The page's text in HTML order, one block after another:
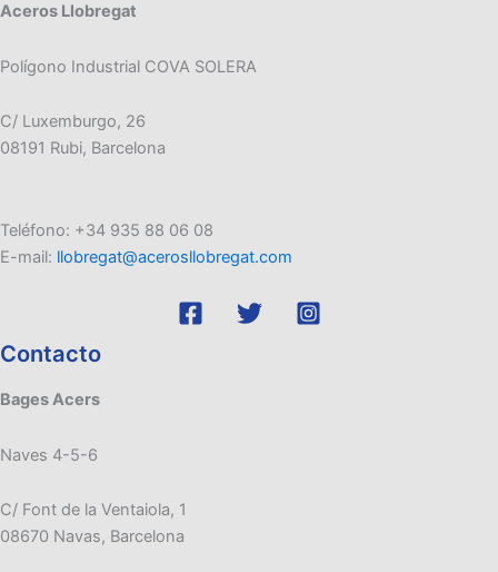
Aceros Llobregat
Polígono Industrial COVA SOLERA
C/ Luxemburgo, 26
08191 Rubi, Barcelona
Teléfono: +34 935 88 06 08
E-mail: llobregat@acerosllobregat.com
Contacto
Bages Acers
Naves 4-5-6
C/ Font de la Ventaiola, 1
08670 Navas, Barcelona